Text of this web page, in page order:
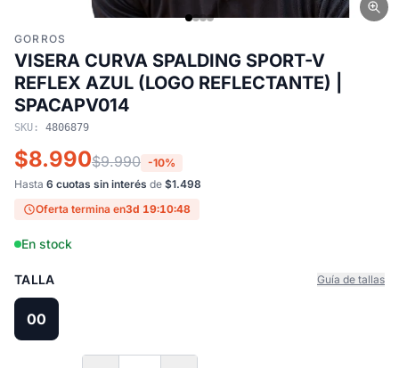
GORROS
VISERA CURVA SPALDING SPORT-V
REFLEX AZUL (LOGO REFLECTANTE) |
SPACAPV014
SKU: 4806879
$8.990$9.990 -10%
Hasta 6 cuotas sin interés de $1.498
Oferta termina en3d 19:10:47
En stock
TALLA Guía de tallas
00